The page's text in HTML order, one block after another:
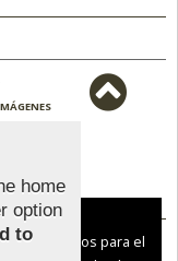
home
option
to
y de terceros para el